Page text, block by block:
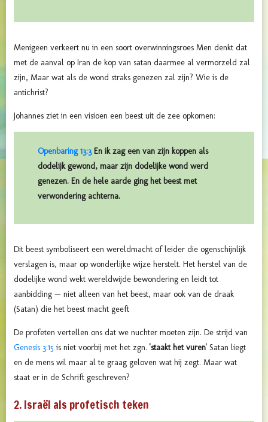
Menigeen verkeert nu in een soort overwinningsroes Men denkt dat
met de aanval op Iran de kop van satan daarmee al vermorzeld zal
zijn, Maar wat als de wond straks genezen zal zijn? Wie is de
antichrist?
Johannes ziet in een visioen een beest uit de zee opkomen:
Openbaring 13:3En ik zag een van zijn koppen als
dodelijk gewond, maar zijn dodelijke wond werd
genezen. En de hele aarde ging het beest met
verwondering achterna.
Dit beest symboliseert een wereldmacht of leider die ogenschijnlijk
verslagen is, maar op wonderlijke wijze herstelt. Het herstel van de
dodelijke wond wekt wereldwijde bewondering en leidt tot
aanbidding — niet alleen van het beest, maar ook van de draak
(Satan) die het beest macht geeft
De profeten vertellen ons dat we nuchter moeten zijn. De strijd van
Genesis 3:15 is niet voorbij met het zgn. 'staakt het vuren' Satan liegt
en de mens wil maar al te graag geloven wat hij zegt. Maar wat
staat er in de Schrift geschreven?
2. Israël als profetisch teken